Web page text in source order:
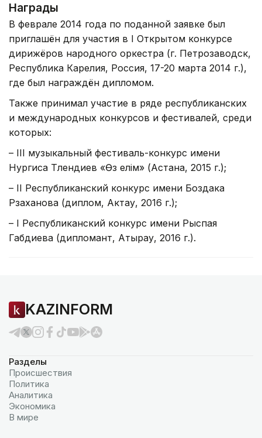
Награды
В феврале 2014 года по поданной заявке был
приглашён для участия в I Открытом конкурсе
дирижёров народного оркестра (г. Петрозаводск,
Республика Карелия, Россия, 17-20 марта 2014 г.),
где был награждён дипломом.
Также принимал участие в ряде республиканских
и международных конкурсов и фестивалей, среди
которых:
– III музыкальный фестиваль-конкурс имени
Нургиса Тлендиев «Өз елім» (Астана, 2015 г.);
– II Республиканский конкурс имени Боздака
Рзаханова (диплом, Актау, 2016 г.);
– I Республиканский конкурс имени Рыспая
Габдиева (дипломант, Атырау, 2016 г.).
KAZINFORM
Разделы
Происшествия
Политика
Аналитика
Экономика
В мире